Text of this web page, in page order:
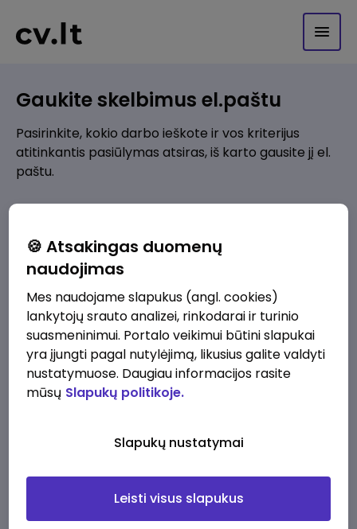
Gaukite skelbimus el.paštu
Pasirinkite, kokio darbo ieškote ir vos kriterijus
atitinkantis pasiūlymas atsiras, iš karto gausite jį el.
paštu.
Pridėti naują
Kokios srities darbo pasiūlymai jus domina?
Pridėti naują
🍪 Atsakingas duomenų
naudojimas
Mes naudojame slapukus (angl. cookies)
lankytojų srauto analizei, rinkodarai ir turinio
suasmeninimui. Portalo veikimui būtini slapukai
yra įjungti pagal nutylėjimą, likusius galite valdyti
nustatymuose. Daugiau informacijos rasite
mūsų Slapukų politikoje.
Slapukų nustatymai
Leisti visus slapukus